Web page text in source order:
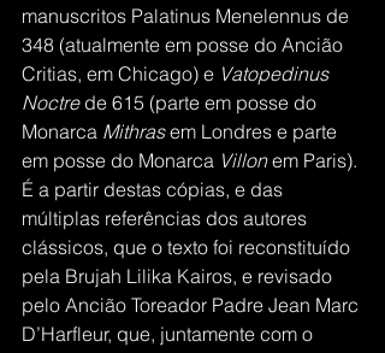
manuscritos Palatinus Menelennus de
348 (atualmente em posse do Ancião
Critias, em Chicago) e Vatopedinus
Noctre de 615 (parte em posse do
Monarca Mithras em Londres e parte
em posse do Monarca Villon em Paris).
É a partir destas cópias, e das
múltiplas referências dos autores
clássicos, que o texto foi reconstituído
pela Brujah Lilika Kairos, e revisado
pelo Ancião Toreador Padre Jean Marc
D’Harfleur, que, juntamente com o